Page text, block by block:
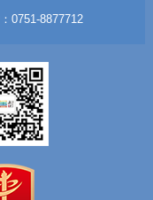
0751-8877712